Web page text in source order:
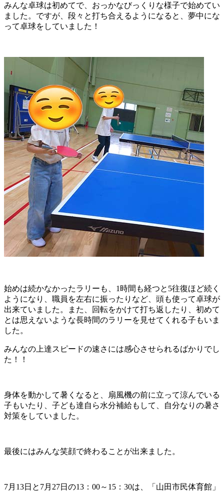
みんな卓球は初めてで、おっかなびっくりな様子で始めてい
ました。ですが、段々と打ち合えるようになると、夢中にな
って卓球をしていました！
始めは続かなかったラリーも、1時間も経つと5往復ほど続く
ようになり、職員を左右に振ったりなど、頭も使って卓球が
出来ていました。また、回転をかけて打ち返したり、初めて
とは思えないような長時間のラリーを見せてくれる子もいま
した。
みんなの上達スピードの速さには感心させられるばかりでし
た！！
身体を動かして暑くなると、扇風機の前に立って涼んでいる
子もいたり、子ども達自ら水分補給もして、自分なりの暑さ
対策をしていました。
最後にはみんな笑顔で終わることが出来ました。
7月13日と7月27日の13：00～15：30は、「山田市民体育館」